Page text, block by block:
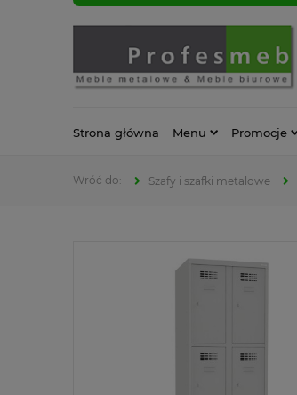
Strona główna Menu Promocje
Szafy i szafki metalowe